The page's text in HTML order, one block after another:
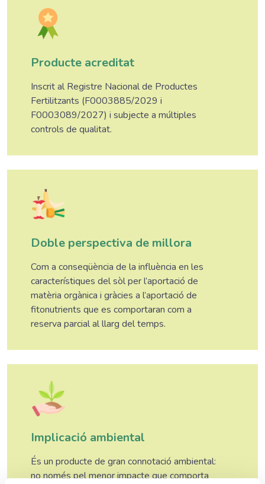
Producte acreditat
Inscrit al Registre Nacional de Productes
Fertilitzants (F0003885/2029 i
F0003089/2027) i subjecte a múltiples
controls de qualitat.
Doble perspectiva de millora
Com a conseqüència de la influència en les
característiques del sòl per l’aportació de
matèria orgànica i gràcies a l’aportació de
fitonutrients que es comportaran com a
reserva parcial al llarg del temps.
Implicació ambiental
És un producte de gran connotació ambiental:
no només pel menor impacte que comporta